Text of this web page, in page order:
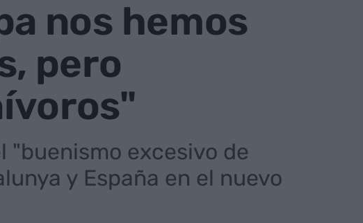
nos hemos
pero
excesivo de
y España en el nuevo